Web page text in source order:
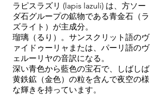
ラピスラズリ (lapis lazuli) は、 方ソー
ダ石グループの鉱物である青金石 （ラ
ズライト）が主成分。
瑠璃（るり）。 サンスクリット語のヴ
ァイドゥーリャまたは、 パーリ語のヴ
ェルーリヤの音訳になる。
深い青色から藍色の宝石で、しばしば
黄鉄鉱（金色） の粒を含んで夜空の様
な輝きを持っています。